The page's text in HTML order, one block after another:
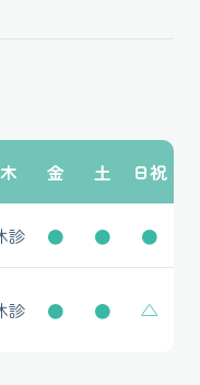
木 金 土 日祝
診 ● ● ●
診 ● ● △